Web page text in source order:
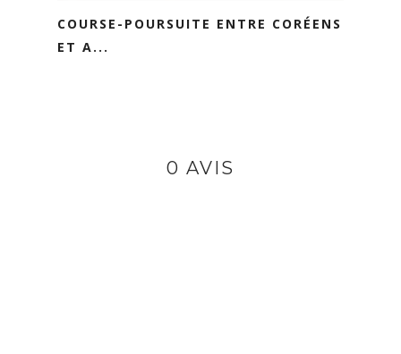
COURSE-POURSUITE ENTRE CORÉENS
ET A...
0 AVIS